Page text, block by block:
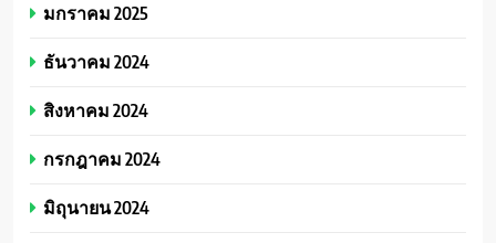
มกราคม 2025
ธันวาคม 2024
สิงหาคม 2024
กรกฎาคม 2024
มิถุนายน 2024